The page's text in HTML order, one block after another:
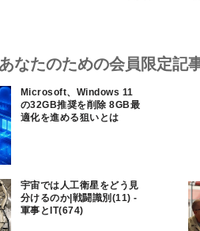
なたのための会員限定記
Microsoft、Windows 11
の32GB推奨を削除 8GB最
適化を進める狙いとは
宇宙では人工衛星をどう見
分けるのか|戦闘識別(11) -
軍事とIT(674)